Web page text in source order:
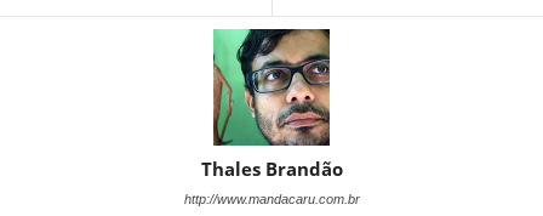
Thales Brandão
http://www.mandacaru.com.br